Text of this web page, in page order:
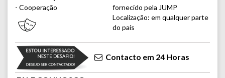
- Cooperação
fornecido pela JUMP
Localização: em qualquer parte
do país
Contacto em 24 Horas